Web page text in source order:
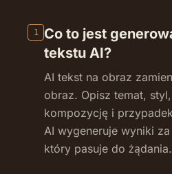
1
Co to jest
tekstu AI?
AI tekst na obraz
obraz. Opisz temat,
kompozycję i
AI wygeneruje wyniki
który pasuje do żądania.